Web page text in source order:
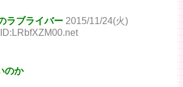
ラブライバー 2015/11/24(火)
のか